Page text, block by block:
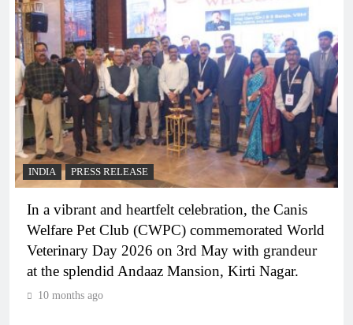
INDIA PRESS RELEASE
In a vibrant and heartfelt celebration, the Canis
Welfare Pet Club (CWPC) commemorated World
Veterinary Day 2026 on 3rd May with grandeur
at the splendid Andaaz Mansion, Kirti Nagar.
10 months ago